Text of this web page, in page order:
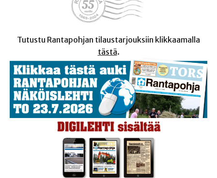
Tutustu Rantapohjan tilaustarjouksiin klikkaamalla
tästä.